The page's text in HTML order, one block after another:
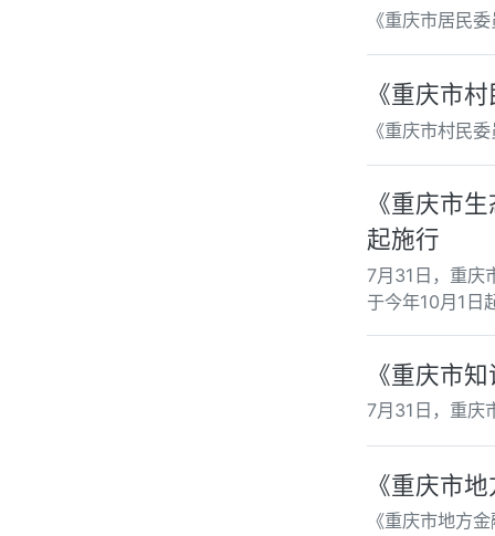
《重庆市居民
《重庆市
《重庆市村民
《重庆市
起施行
7月31日，重庆
于今年10月1日
《重庆市
7月31日，重庆
《重庆市
《重庆市地方